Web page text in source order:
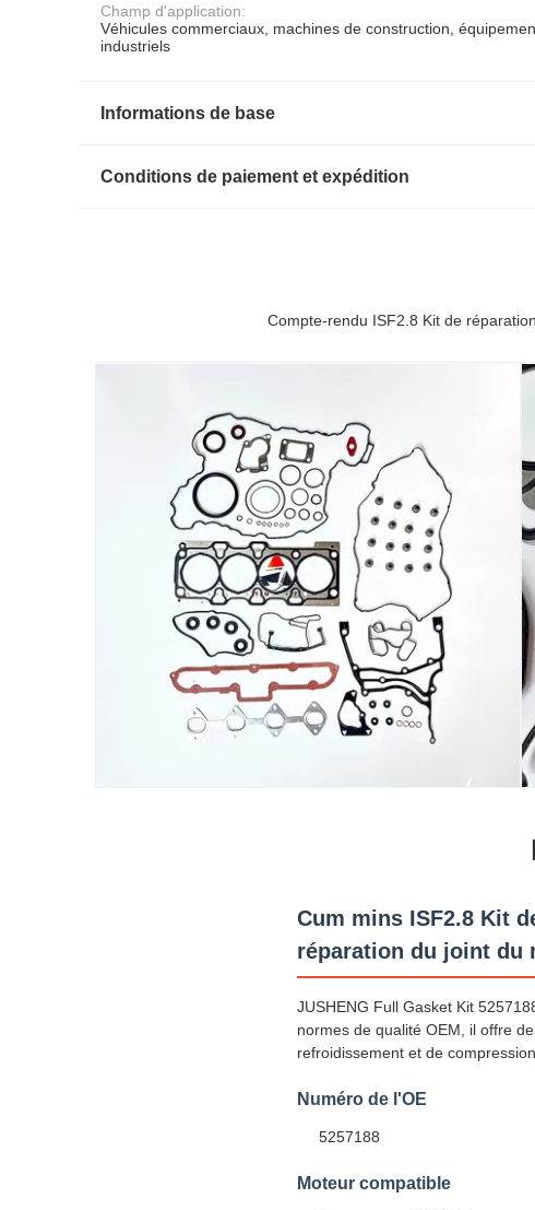
Champ d'application:
Véhicules commerciaux, machines de construction,
industriels
Informations de base
Conditions de paiement et expédition
Compte-rendu ISF2.8 Kit de
Cum mins ISF2.8 Kit
réparation du joint du
JUSHENG Full Gasket Kit
normes de qualité OEM, il offre
refroidissement et de
Numéro de l'OE
5257188
Moteur compatible